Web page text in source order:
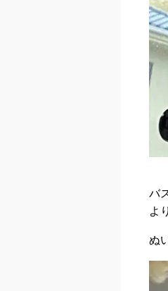
バ
よ
ぬ